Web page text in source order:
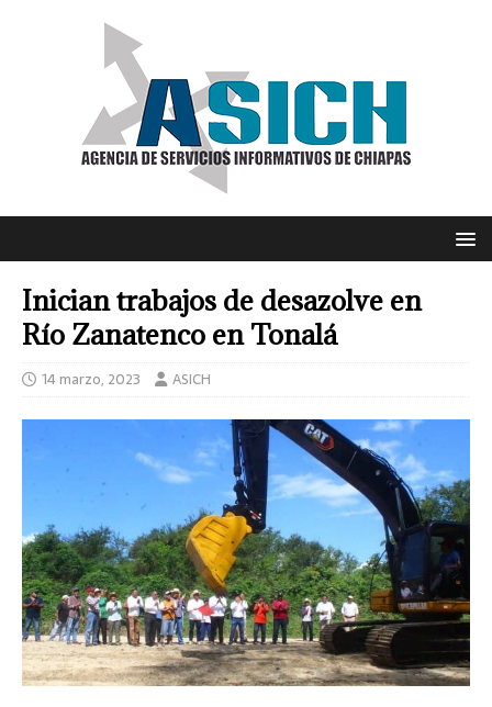
Inician trabajos de desazolve en
Río Zanatenco en Tonalá
14 marzo, 2023 ASICH